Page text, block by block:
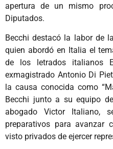
apertura de un mismo
Diputados.
Becchi destacó la labor de
quien abordó en Italia el
de los letrados italianos
exmagistrado Antonio Di
la causa conocida como
Becchi junto a su equipo
abogado Victor Italiano,
preparativos para avanzar
visto privados de ejercer